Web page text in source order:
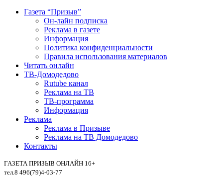
Газета “Призыв”
Он-лайн подписка
Реклама в газете
Информация
Политика конфиденциальности
Правила использования материалов
Читать онлайн
ТВ-Домодедово
Rutube канал
Реклама на ТВ
ТВ-программа
Информация
Реклама
Реклама в Призыве
Реклама на ТВ Домодедово
Контакты
ГАЗЕТА ПРИЗЫВ ОНЛАЙН 16+
тел.8 496(79)4-03-77